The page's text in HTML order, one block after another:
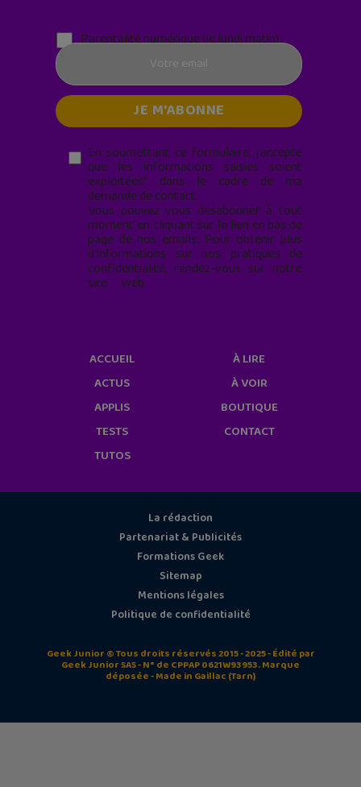
Parentalité numérique (le lundi matin)
En soumettant ce formulaire, j’accepte
que les informations saisies soient
exploitées* dans le cadre de ma
demande de contact.
Vous pouvez vous désabonner à tout
moment en cliquant sur le lien en bas de
page de nos emails. Pour obtenir plus
d'informations sur nos pratiques de
confidentialité, rendez-vous sur notre
site web
ACCUEIL
ACTUS
APPLIS
TESTS
TUTOS
À LIRE
À VOIR
BOUTIQUE
CONTACT
La rédaction
Partenariat & Publicités
Formations Geek
Sitemap
Mentions légales
Politique de confidentialité
Geek Junior © Tous droits réservés 2015 - 2025 - Édité par
Geek Junior SAS - N° de CPPAP 0621W93953. Marque
déposée - Made in Gaillac (Tarn)